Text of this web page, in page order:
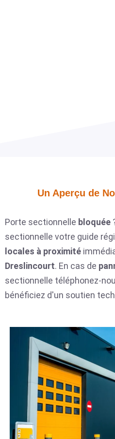
Un Aperçu de
Porte sectionnelle bloquée
sectionnelle votre guide
locales à proximité
Dreslincourt. En cas de
sectionnelle téléphonez-
bénéficiez d'un soutien